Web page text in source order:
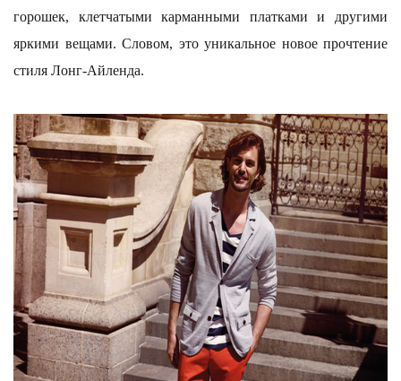
горошек, клетчатыми карманными платками и другими
яркими вещами. Словом, это уникальное новое прочтение
стиля Лонг-Айленда.